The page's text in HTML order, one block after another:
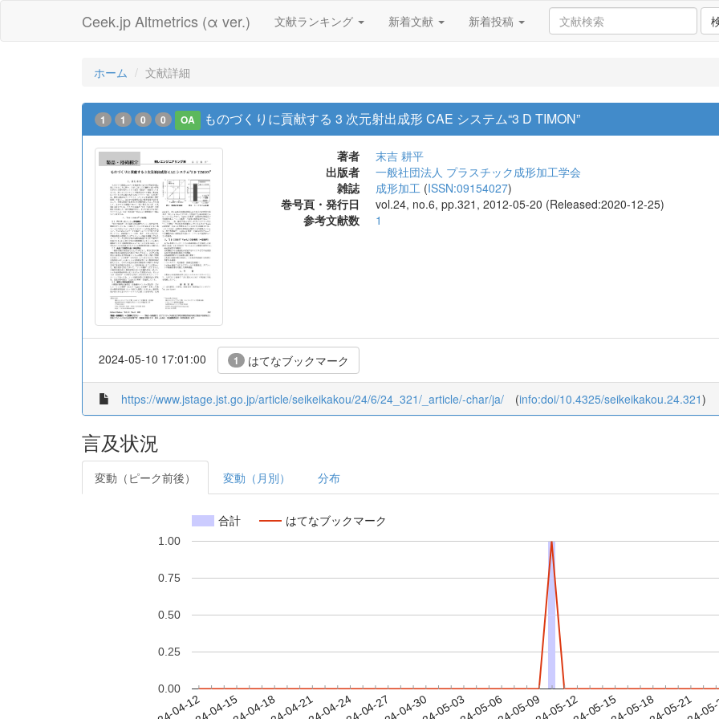
Ceek.jp Altmetrics (α ver.) 文献ランキング 新着文献 新着投稿
ホーム 文献詳細
1 1 0 0 OA ものづくりに貢献する 3 次元射出成形 CAE システム“3 D TIMON”
著者
末吉 耕平
出版者
一般社団法人 プラスチック成形加工学会
雑誌
成形加工 (ISSN:09154027)
巻号頁・発行日
vol.24, no.6, pp.321, 2012-05-20 (Released:2020-12-25)
参考文献数
1
2024-05-10 17:01:00 1 はてなブックマーク
https://www.jstage.jst.go.jp/article/seikeikakou/24/6/24_321/_article/-char/ja/ (info:doi/10.4325/seikeikakou.24.321)
言及状況
変動（ピーク前後） 変動（月別） 分布
合計 はてなブックマーク
0.00
0.25
0.50
0.75
1.00